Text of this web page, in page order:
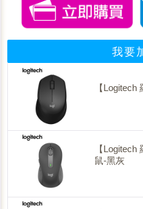
我要
【
【
鼠-黑灰